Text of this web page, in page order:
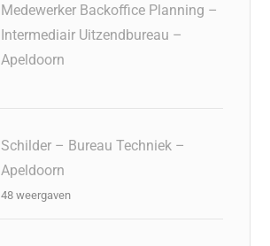
Medewerker Backoffice Planning –
Intermediair Uitzendbureau –
Apeldoorn
Schilder – Bureau Techniek –
Apeldoorn
48 weergaven